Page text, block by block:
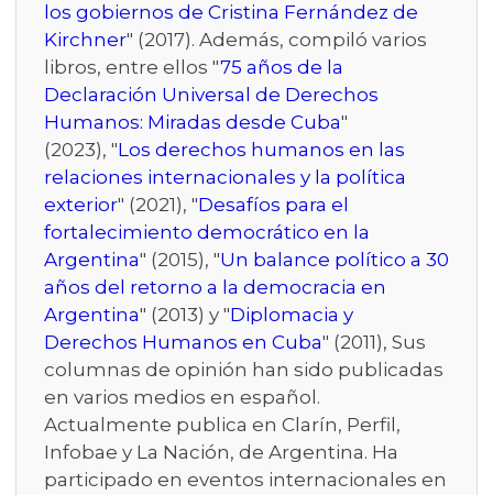
los gobiernos de Cristina Fernández de
Kirchner" (2017). Además, compiló varios
libros, entre ellos "75 años de la
Declaración Universal de Derechos
Humanos: Miradas desde Cuba"
(2023), "Los derechos humanos en las
relaciones internacionales y la política
exterior" (2021), "Desafíos para el
fortalecimiento democrático en la
Argentina" (2015), "Un balance político a 30
años del retorno a la democracia en
Argentina" (2013) y "Diplomacia y
Derechos Humanos en Cuba" (2011), Sus
columnas de opinión han sido publicadas
en varios medios en español.
Actualmente publica en Clarín, Perfil,
Infobae y La Nación, de Argentina. Ha
participado en eventos internacionales en